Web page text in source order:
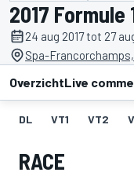
2017 Formule
24 aug 2017 tot 27
Spa-
OverzichtLive
DL VT1 VT2
RACE